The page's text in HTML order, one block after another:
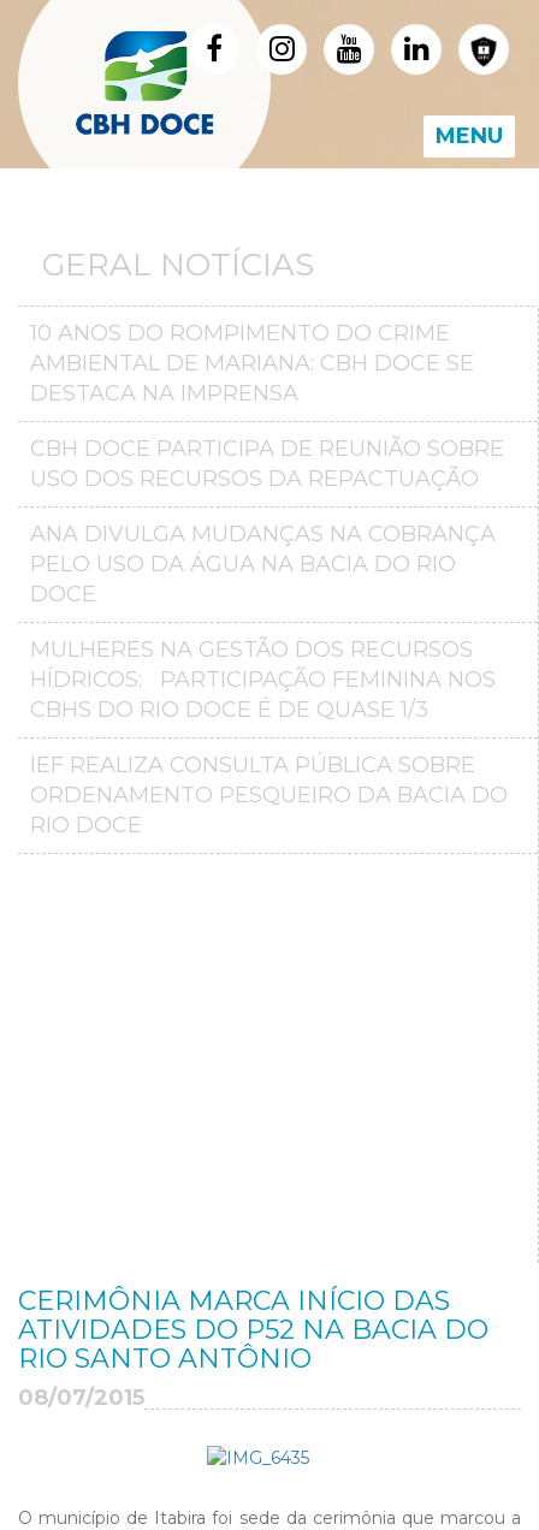
MENU
GERAL NOTÍCIAS
10 ANOS DO ROMPIMENTO DO CRIME
AMBIENTAL DE MARIANA: CBH DOCE SE
DESTACA NA IMPRENSA
CBH DOCE PARTICIPA DE REUNIÃO SOBRE
USO DOS RECURSOS DA REPACTUAÇÃO
ANA DIVULGA MUDANÇAS NA COBRANÇA
PELO USO DA ÁGUA NA BACIA DO RIO
DOCE
MULHERES NA GESTÃO DOS RECURSOS
HÍDRICOS: PARTICIPAÇÃO FEMININA NOS
CBHS DO RIO DOCE É DE QUASE 1/3
IEF REALIZA CONSULTA PÚBLICA SOBRE
ORDENAMENTO PESQUEIRO DA BACIA DO
RIO DOCE
CERIMÔNIA MARCA INÍCIO DAS
ATIVIDADES DO P52 NA BACIA DO
RIO SANTO ANTÔNIO
08/07/2015
O município de Itabira foi sede da cerimônia que marcou a